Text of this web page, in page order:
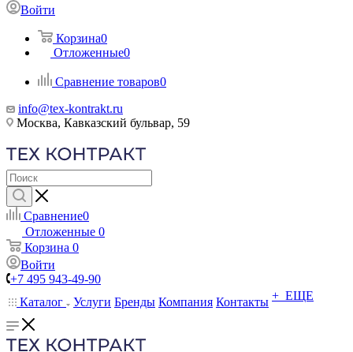
Войти
Корзина0
Отложенные0
Сравнение товаров0
info@tex-kontrakt.ru
Москва, Кавказский бульвар, 59
Сравнение0
Отложенные 0
Корзина 0
Войти
+7 495 943-49-90
Каталог
Услуги Бренды Компания Контакты + ЕЩЕ